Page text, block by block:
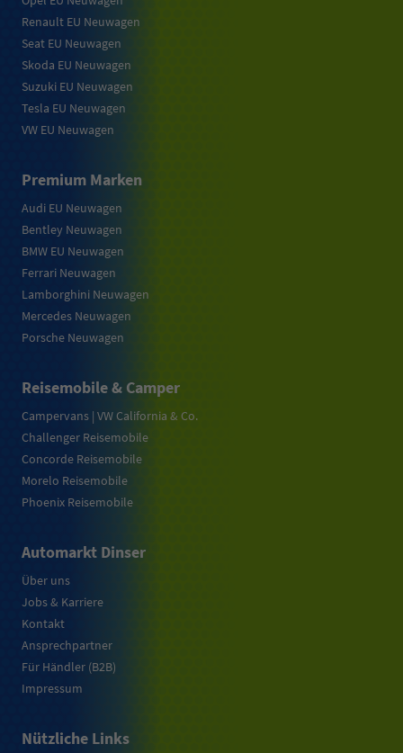
Renault EU Neuwagen
Seat EU Neuwagen
Skoda EU Neuwagen
Suzuki EU Neuwagen
Tesla EU Neuwagen
VW EU Neuwagen
Premium Marken
Audi EU Neuwagen
Bentley Neuwagen
BMW EU Neuwagen
Ferrari Neuwagen
Lamborghini Neuwagen
Mercedes Neuwagen
Porsche Neuwagen
Reisemobile & Camper
Campervans | VW California & Co.
Challenger Reisemobile
Concorde Reisemobile
Morelo Reisemobile
Phoenix Reisemobile
Automarkt Dinser
Über uns
Jobs & Karriere
Kontakt
Ansprechpartner
Für Händler (B2B)
Impressum
Nützliche Links